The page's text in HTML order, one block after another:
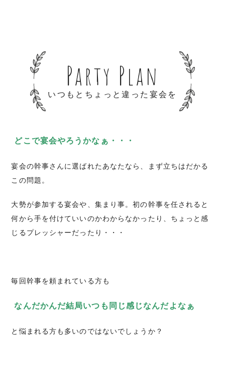
Party Plan
いつもとちょっと違った宴会を
どこで宴会やろうかなぁ・・・
宴会の幹事さんに選ばれたあなたなら、まず立ちはだかる
この問題。
大勢が参加する宴会や、集まり事。初の幹事を任されると
何から手を付けていいのかわからなかったり、ちょっと感
じるプレッシャーだったり・・・
毎回幹事を頼まれている方も
なんだかんだ結局いつも同じ感じなんだよなぁ
と悩まれる方も多いのではないでしょうか？